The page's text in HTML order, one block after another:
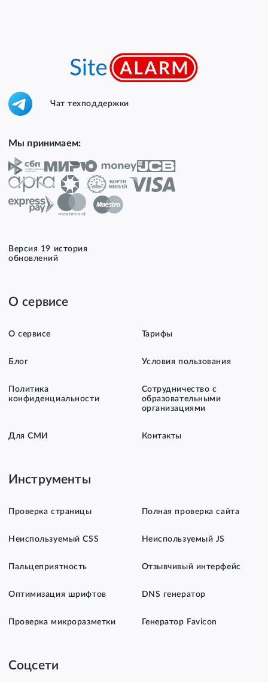
Чат техподдержки
Мы принимаем:
Версия 19 история
обновлений
О сервисе
О сервисе Тарифы
Блог Условия пользования
Политика
конфиденциальности
Сотрудничество с
образовательными
организациями
Для СМИ Контакты
Инструменты
Проверка страницы Полная проверка сайта
Неиспользуемый CSS Неиспользуемый JS
Пальцеприятность Отзывчивый интерфейс
Оптимизация шрифтов DNS генератор
Проверка микроразметки Генератор Favicon
Соцсети